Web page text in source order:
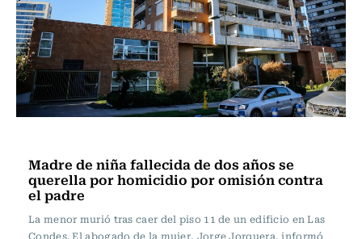
Madre de niña fallecida de dos años se
querella por homicidio por omisión contra
el padre
La menor murió tras caer del piso 11 de un edificio en Las
Condes. El abogado de la mujer, Jorge Jorquera, informó